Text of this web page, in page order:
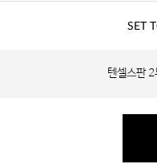
SET
텐셀스판 2